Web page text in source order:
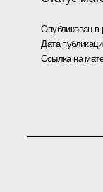
Опубликован в
Дата
Ссылка на